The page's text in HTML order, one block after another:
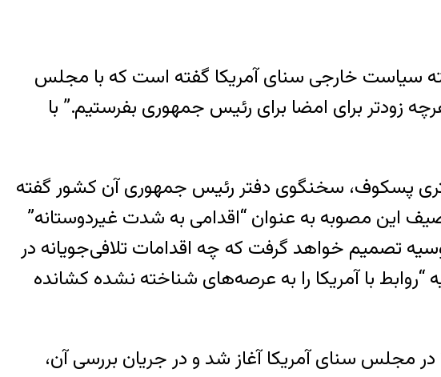
سیاست خارجی سنای آمریکا گفته است که با مجلس
زودتر برای امضا برای رئیس جمهوری بفرستیم.” با
پسکوف، سخنگوی دفتر رئیس جمهوری آن کشور گفته
این مصوبه به عنوان “اقدامی به شدت غیردوستانه”
تصمیم خواهد گرفت که چه اقدامات تلافی‌جویانه در
با آمریکا را به عرصه‌های شناخته نشده کشانده
در مجلس سنای آمریکا آغاز شد و در جریان بررسی آن،